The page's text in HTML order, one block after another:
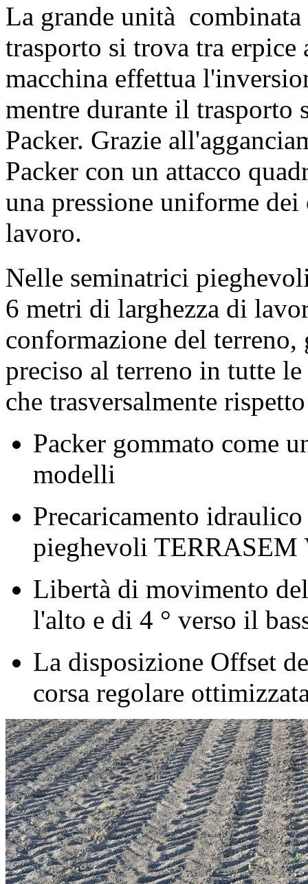
La grande unità
trasporto si trova tra
macchina effettua
mentre durante il trasporto
Packer. Grazie
Packer con un attacco
una pressione uniforme
lavoro.
Nelle seminatrici
6 metri di larghezza di
conformazione del terreno,
preciso al terreno in tutte
che trasversalmente
Packer gommato come
modelli
Precaricamento
pieghevoli TERRASEM
Libertà di movimento
l'alto e di 4 ° verso il
La disposizione Offset
corsa regolare